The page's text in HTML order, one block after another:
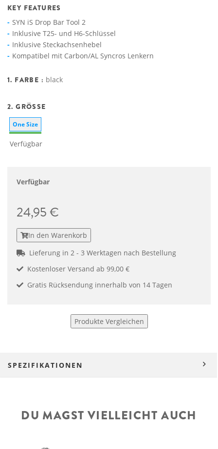
KEY FEATURES
SYN iS Drop Bar Tool 2
Inklusive T25- und H6-Schlüssel
Inklusive Steckachsenhebel
Kompatibel mit Carbon/AL Syncros Lenkern
1. FARBE : black
2. GRÖSSE
One Size
Verfügbar
Verfügbar
24,95 €
In den Warenkorb
Lieferung in 2 - 3 Werktagen nach Bestellung
Kostenloser Versand ab 99,00 €
Gratis Rücksendung innerhalb von 14 Tagen
Produkte Vergleichen
SPEZIFIKATIONEN
DU MAGST VIELLEICHT AUCH